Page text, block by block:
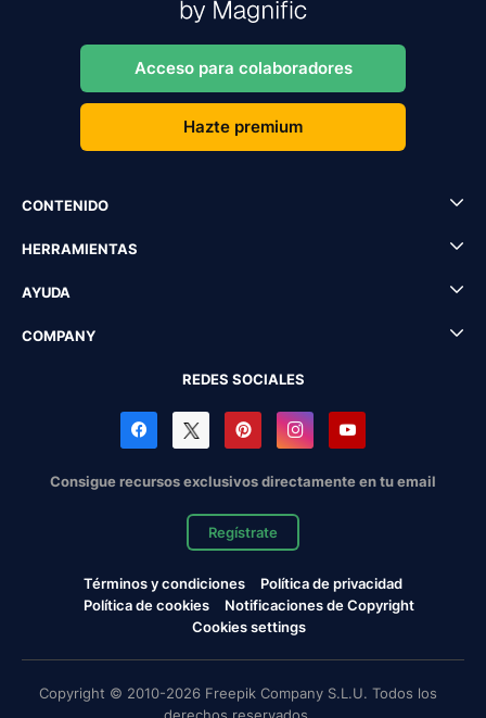
Acceso para colaboradores
Hazte premium
CONTENIDO
HERRAMIENTAS
AYUDA
COMPANY
REDES SOCIALES
Consigue recursos exclusivos directamente en tu email
Regístrate
Términos y condiciones
Política de privacidad
Política de cookies
Notificaciones de Copyright
Cookies settings
Copyright © 2010-2026 Freepik Company S.L.U. Todos los